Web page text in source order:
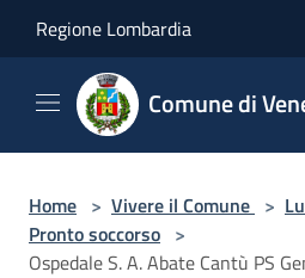
Regione Lombardia
Comune di
Home > Vivere il Comune >
Pronto soccorso >
Ospedale S. A. Abate Cantù PS